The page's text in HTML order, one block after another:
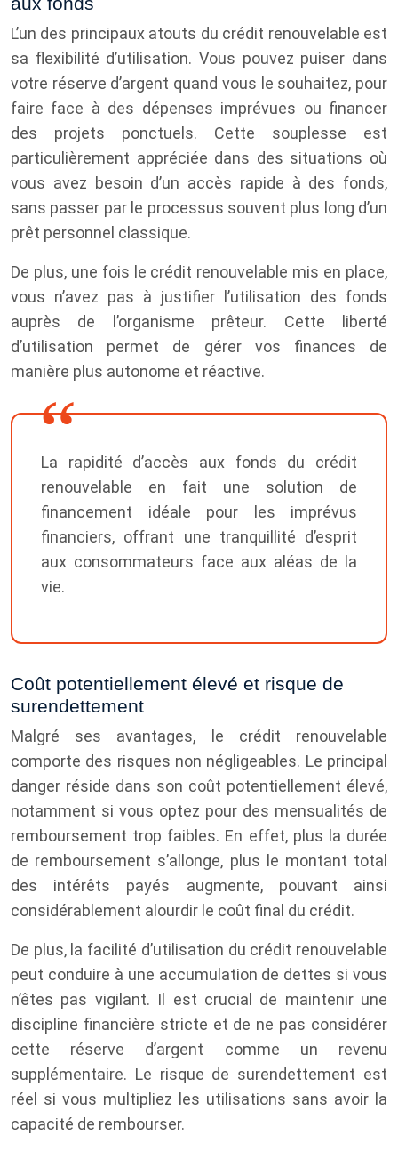
L’un des principaux atouts du crédit renouvelable est
sa flexibilité d’utilisation. Vous pouvez puiser dans
votre réserve d’argent quand vous le souhaitez, pour
faire face à des dépenses imprévues ou financer
des projets ponctuels. Cette souplesse est
particulièrement appréciée dans des situations où
vous avez besoin d’un accès rapide à des fonds,
sans passer par le processus souvent plus long d’un
prêt personnel classique.
De plus, une fois le crédit renouvelable mis en place,
vous n’avez pas à justifier l’utilisation des fonds
auprès de l’organisme prêteur. Cette liberté
d’utilisation permet de gérer vos finances de
manière plus autonome et réactive.
La rapidité d’accès aux fonds du crédit
renouvelable en fait une solution de
financement idéale pour les imprévus
financiers, offrant une tranquillité d’esprit
aux consommateurs face aux aléas de la
vie.
Coût potentiellement élevé et risque de
surendettement
Malgré ses avantages, le crédit renouvelable
comporte des risques non négligeables. Le principal
danger réside dans son coût potentiellement élevé,
notamment si vous optez pour des mensualités de
remboursement trop faibles. En effet, plus la durée
de remboursement s’allonge, plus le montant total
des intérêts payés augmente, pouvant ainsi
considérablement alourdir le coût final du crédit.
De plus, la facilité d’utilisation du crédit renouvelable
peut conduire à une accumulation de dettes si vous
n’êtes pas vigilant. Il est crucial de maintenir une
discipline financière stricte et de ne pas considérer
cette réserve d’argent comme un revenu
supplémentaire. Le risque de surendettement est
réel si vous multipliez les utilisations sans avoir la
capacité de rembourser.